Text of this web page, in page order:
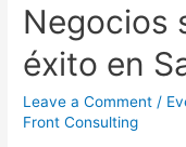
Negocios
éxito en
Leave a Comment /
Front Consulting